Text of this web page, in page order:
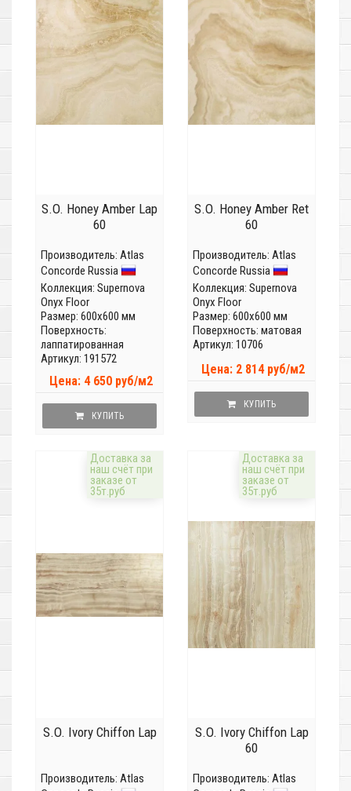
S.O. Honey Amber Lap
60
Производитель: Atlas
Concorde Russia
Коллекция: Supernova
Onyx Floor
Размер: 600x600 мм
Поверхность:
лаппатированная
Артикул: 191572
Цена: 4 650 руб/м2
КУПИТЬ
S.O. Honey Amber Ret
60
Производитель: Atlas
Concorde Russia
Коллекция: Supernova
Onyx Floor
Размер: 600x600 мм
Поверхность: матовая
Артикул: 10706
Цена: 2 814 руб/м2
КУПИТЬ
Доставка за
наш счёт при
заказе от
35т.руб
S.O. Ivory Chiffon Lap
Производитель: Atlas
Доставка за
наш счёт при
заказе от
35т.руб
S.O. Ivory Chiffon Lap
60
Производитель: Atlas